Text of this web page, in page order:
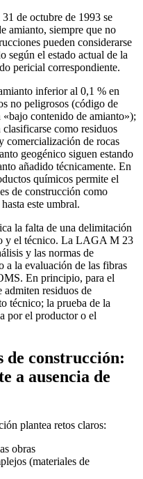
de octubre de 1993 se
amianto, siempre que no
pueden considerarse
según el estado actual de la
pericial correspondiente.
inferior al 0,1 % en
no peligrosos (código de
contenido de amianto»);
como residuos
comercialización de rocas
geogénico siguen estando
añadido técnicamente. En
químicos permite el
de construcción como
este umbral.
la falta de una delimitación
y el técnico. La LAGA M 23
y las normas de
a la evaluación de las fibras
En principio, para el
admiten residuos de
técnico; la prueba de la
por el productor o el
de construcción:
a ausencia de
plantea retos claros:
obras
(materiales de